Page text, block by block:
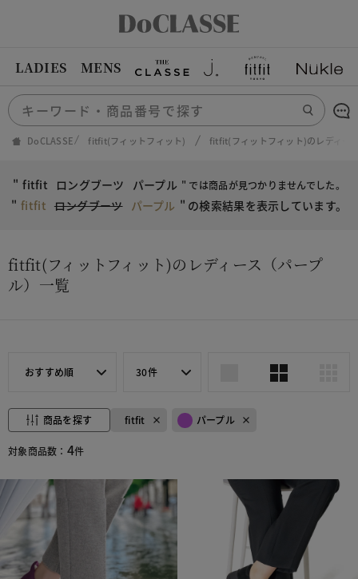
LADIES MENS
DoCLASSE fitfit(フィットフィット) fitfit(フィットフィット)のレディー
" fitfit ロングブーツ パープル " では商品が見つかりませんでした。
" fitfit ロングブーツ パープル " の検索結果を表示しています。
fitfit(フィットフィット)のレディース（パープ
ル）一覧
おすすめ順 30件
商品を探す fitfit パープル
対象商品数： 4件